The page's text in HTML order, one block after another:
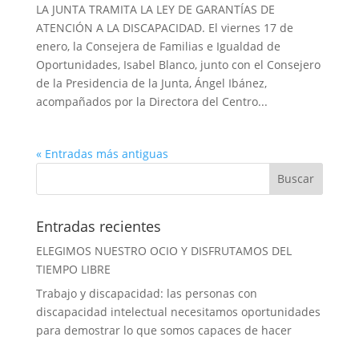
LA JUNTA TRAMITA LA LEY DE GARANTÍAS DE
ATENCIÓN A LA DISCAPACIDAD. El viernes 17 de
enero, la Consejera de Familias e Igualdad de
Oportunidades, Isabel Blanco, junto con el Consejero
de la Presidencia de la Junta, Ángel Ibánez,
acompañados por la Directora del Centro...
« Entradas más antiguas
Entradas recientes
ELEGIMOS NUESTRO OCIO Y DISFRUTAMOS DEL
TIEMPO LIBRE
Trabajo y discapacidad: las personas con
discapacidad intelectual necesitamos oportunidades
para demostrar lo que somos capaces de hacer